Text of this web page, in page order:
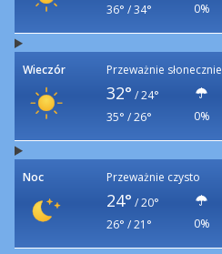
36° / 34°
0%
Wieczór Przeważnie słonecznie
32° / 24°
35° / 26°
0%
Noc Przeważnie czysto
24° / 20°
26° / 21°
0%